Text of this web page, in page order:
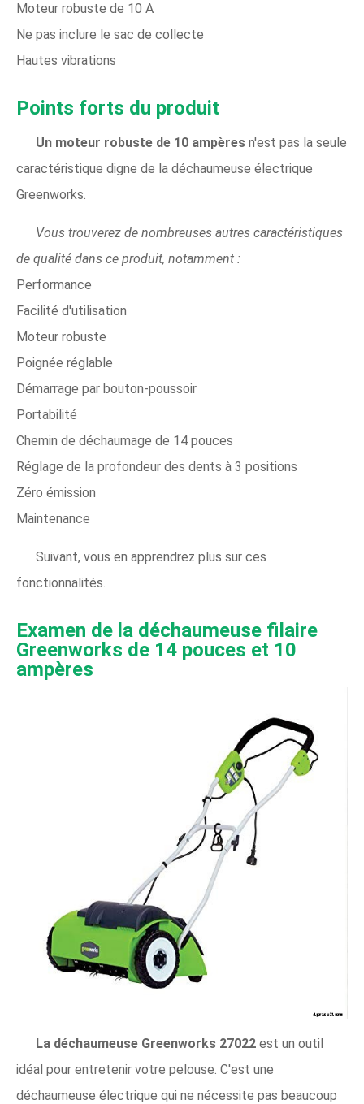
Moteur robuste de 10 A
Ne pas inclure le sac de collecte
Hautes vibrations
Points forts du produit
Un moteur robuste de 10 ampères n'est pas la seule
caractéristique digne de la déchaumeuse électrique
Greenworks.
Vous trouverez de nombreuses autres caractéristiques
de qualité dans ce produit, notamment :
Performance
Facilité d'utilisation
Moteur robuste
Poignée réglable
Démarrage par bouton-poussoir
Portabilité
Chemin de déchaumage de 14 pouces
Réglage de la profondeur des dents à 3 positions
Zéro émission
Maintenance
Suivant, vous en apprendrez plus sur ces
fonctionnalités.
Examen de la déchaumeuse filaire
Greenworks de 14 pouces et 10
ampères
La déchaumeuse Greenworks 27022 est un outil
idéal pour entretenir votre pelouse. C'est une
déchaumeuse électrique qui ne nécessite pas beaucoup